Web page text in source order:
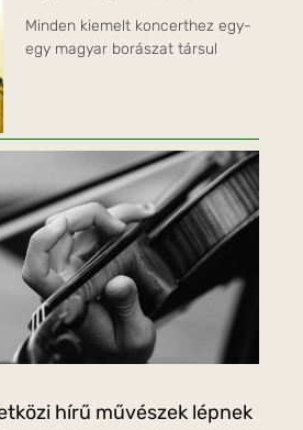
Minden kiemelt koncerthez egy-
egy magyar borászat társul
hírű művészek lépnek